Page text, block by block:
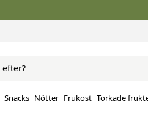
Snacks Nötter Frukost Torkade